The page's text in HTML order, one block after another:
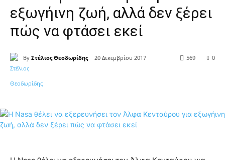
εξωγήινη ζωή, αλλά δεν ξέρει
πώς να φτάσει εκεί
By Στέλιος Θεοδωρίδης 20 Δεκεμβρίου 2017 0
569